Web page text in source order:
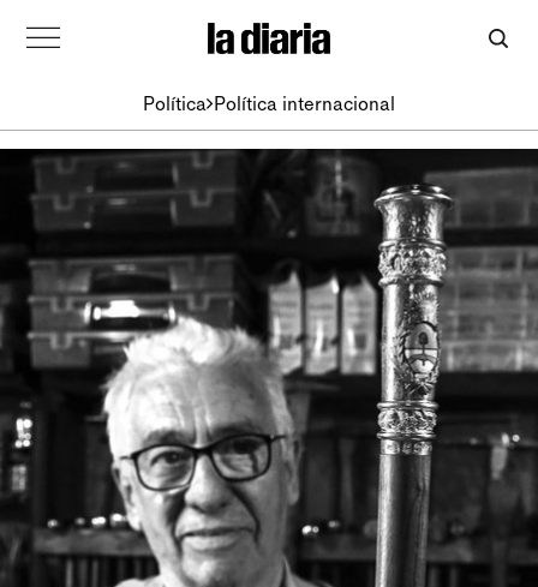
Política Política internacional